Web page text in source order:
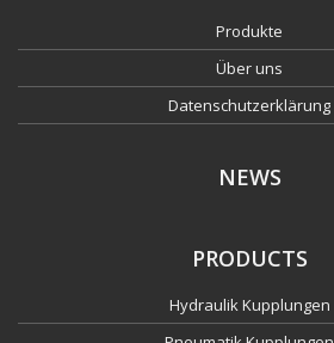
Produkte
Über uns
Datenschutzerklärung
NEWS
PRODUCTS
Hydraulik Kupplungen